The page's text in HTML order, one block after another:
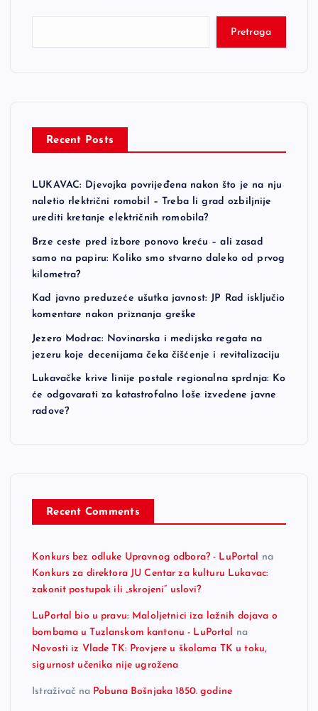
Pretraga
Recent Posts
LUKAVAC: Djevojka povrijeđena nakon što je na nju
naletio rlektrični romobil – Treba li grad ozbiljnije
urediti kretanje električnih romobila?
Brze ceste pred izbore ponovo kreću – ali zasad
samo na papiru: Koliko smo stvarno daleko od prvog
kilometra?
Kad javno preduzeće ušutka javnost: JP Rad isključio
komentare nakon priznanja greške
Jezero Modrac: Novinarska i medijska regata na
jezeru koje decenijama čeka čišćenje i revitalizaciju
Lukavačke krive linije postale regionalna sprdnja: Ko
će odgovarati za katastrofalno loše izvedene javne
radove?
Recent Comments
Konkurs bez odluke Upravnog odbora? - LuPortal na
Konkurs za direktora JU Centar za kulturu Lukavac:
zakonit postupak ili „skrojeni“ uslovi?
LuPortal bio u pravu: Maloljetnici iza lažnih dojava o
bombama u Tuzlanskom kantonu - LuPortal na
Novosti iz Vlade TK: Provjere u školama TK u toku,
sigurnost učenika nije ugrožena
Istraživač na Pobuna Bošnjaka 1850. godine